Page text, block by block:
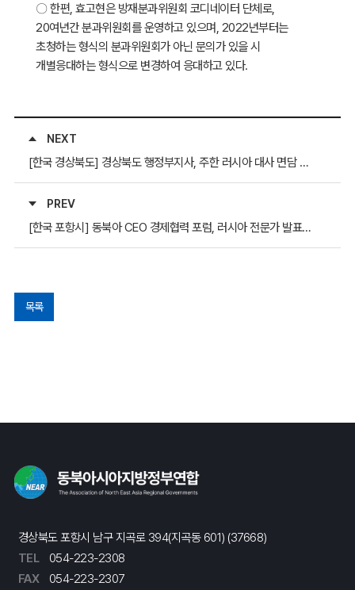
〇 한편, 효고현은 방재분과위원회 코디네이터 단체로,
20여년간 분과위원회를 운영하고 있으며, 2022년부터는
초청하는 형식의 분과위원회가 아닌 문의가 있을 시
개별응대하는 형식으로 변경하여 응대하고 있다.
NEXT
[한국 경상북도] 경상북도 행정부지사, 주한 러시아 대사 면담 통역 지원
PREV
[한국 포항시] 동북아 CEO 경제협력 포럼, 러시아 전문가 발표자 섭외 지원
목록
경상북도 포항시 남구 지곡로 394(지곡동 601) (37668)
TEL
054-223-2308
FAX
054-223-2307